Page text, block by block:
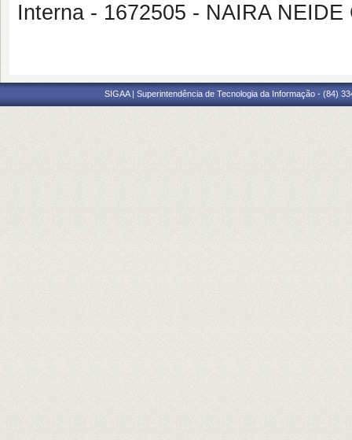
Interna - 1672505 - NAIRA NEIDE
SIGAA | Superintendência de Tecnologia da Informação - (84)